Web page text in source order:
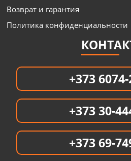
Возврат и гарантия
Политика конфиденциальности
+373
+373 30-
+373 69-